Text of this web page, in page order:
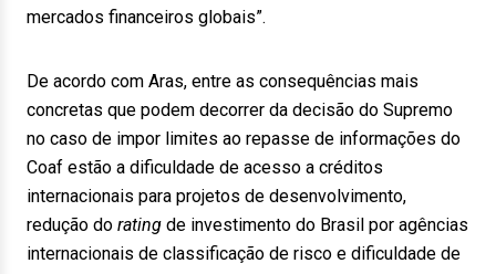
mercados financeiros globais”.
De acordo com Aras, entre as consequências mais
concretas que podem decorrer da decisão do Supremo
no caso de impor limites ao repasse de informações do
Coaf estão a dificuldade de acesso a créditos
internacionais para projetos de desenvolvimento,
redução do rating de investimento do Brasil por agências
internacionais de classificação de risco e dificuldade de